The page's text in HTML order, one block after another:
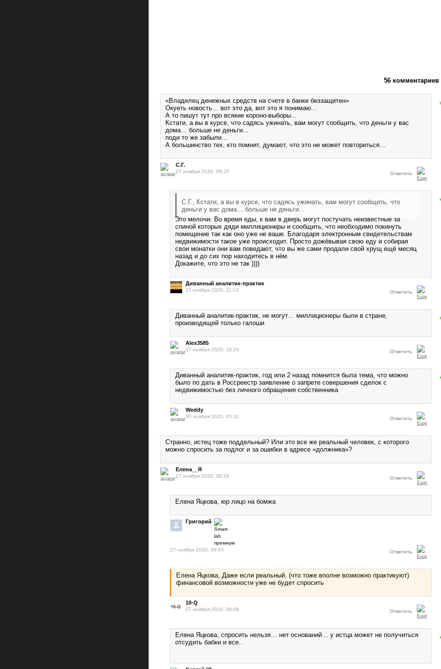
56 комментариев
«Владелец денежных средств на счете в банке беззащитен»
Окуеть новость… вот это да, вот это я понимаю...
А то пишут тут про всякие короно-выборы...
Кстати, а вы в курсе, что садясь ужинать, вам могут сообщить, что деньги у вас
дома… больше не деньги...
поди то же забыли...
А большинство тех, кто помнит, думают, что это не может повториться…
С.Г.
27 ноября 2020, 08:25 Ответить
С.Г., Кстати, а вы в курсе, что садясь ужинать, вам могут сообщить, что
деньги у вас дома… больше не деньги...
Это мелочи. Во время еды, к вам в дверь могут постучать неизвестные за
спиной которых дяди миллиционеры и сообщить, что необходимо покинуть
помещение так как оно уже не ваше. Благодаря электронным свидетельствам
недвижимости такое уже происходит. Просто дожёвывая свою еду и собирая
свои монатки они вам поведают, что вы же сами продали свой хрущ ещё месяц
назад и до сих пор находитесь в нём.
Докажите, что это не так ))))
Диванный аналитик-практик
27 ноября 2020, 11:13 Ответить
Диванный аналитик-практик, не могут… миллиционеры были в стране,
производящей только галоши
Alex3585
27 ноября 2020, 16:24 Ответить
Диванный аналитик-практик, год или 2 назад помнится была тема, что можно
было по дать в Россреестр заявление о запрете совершения сделок с
недвижимостью без личного обращения собственника
Weddy
30 ноября 2020, 05:11 Ответить
Странно, истец тоже поддельный? Или это все же реальный человек, с которого
можно спросить за подлог и за ошибки в адресе «должника»?
Елена__Я
27 ноября 2020, 08:29 Ответить
Елена Яцкова, юр лицо на бомжа
Григорий
27 ноября 2020, 09:05 Ответить
Елена Яцкова, Даже если реальный, (что тоже вполне возможно практикуют)
финансовой возможности уже не будет спросить
10-Q
27 ноября 2020, 09:08 Ответить
Елена Яцкова, спросить нельзя… нет оснований… у истца может не получиться
отсудить бабки и все..